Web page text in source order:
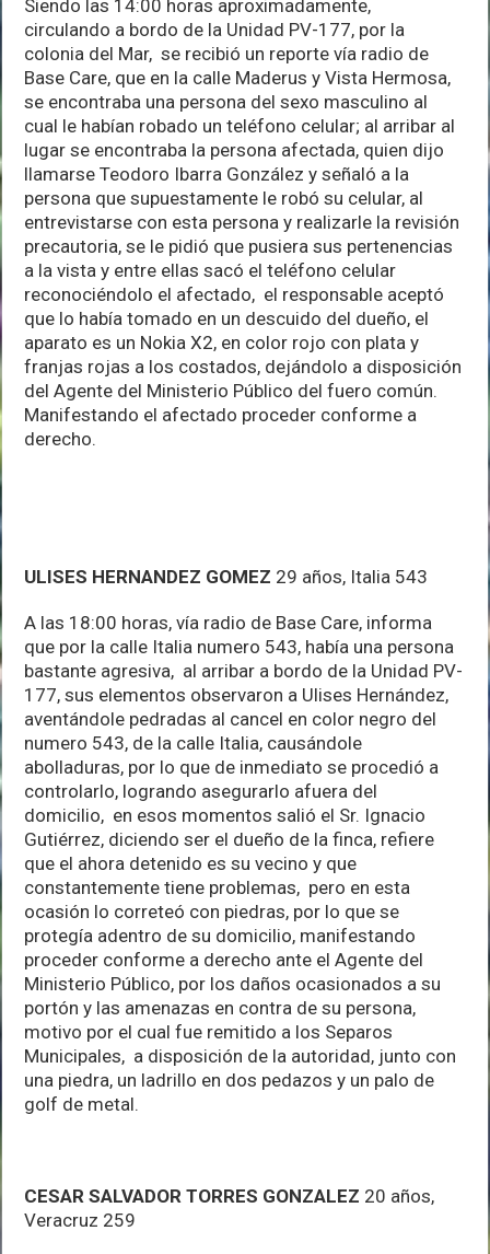
Siendo las 14:00 horas aproximadamente,
circulando a bordo de la Unidad PV-177, por la
colonia del Mar, se recibió un reporte vía radio de
Base Care, que en la calle Maderus y Vista Hermosa,
se encontraba una persona del sexo masculino al
cual le habían robado un teléfono celular; al arribar al
lugar se encontraba la persona afectada, quien dijo
llamarse Teodoro Ibarra González y señaló a la
persona que supuestamente le robó su celular, al
entrevistarse con esta persona y realizarle la revisión
precautoria, se le pidió que pusiera sus pertenencias
a la vista y entre ellas sacó el teléfono celular
reconociéndolo el afectado, el responsable aceptó
que lo había tomado en un descuido del dueño, el
aparato es un Nokia X2, en color rojo con plata y
franjas rojas a los costados, dejándolo a disposición
del Agente del Ministerio Público del fuero común.
Manifestando el afectado proceder conforme a
derecho.
ULISES HERNANDEZ GOMEZ 29 años, Italia 543
A las 18:00 horas, vía radio de Base Care, informa
que por la calle Italia numero 543, había una persona
bastante agresiva, al arribar a bordo de la Unidad PV-
177, sus elementos observaron a Ulises Hernández,
aventándole pedradas al cancel en color negro del
numero 543, de la calle Italia, causándole
abolladuras, por lo que de inmediato se procedió a
controlarlo, logrando asegurarlo afuera del
domicilio, en esos momentos salió el Sr. Ignacio
Gutiérrez, diciendo ser el dueño de la finca, refiere
que el ahora detenido es su vecino y que
constantemente tiene problemas, pero en esta
ocasión lo correteó con piedras, por lo que se
protegía adentro de su domicilio, manifestando
proceder conforme a derecho ante el Agente del
Ministerio Público, por los daños ocasionados a su
portón y las amenazas en contra de su persona,
motivo por el cual fue remitido a los Separos
Municipales, a disposición de la autoridad, junto con
una piedra, un ladrillo en dos pedazos y un palo de
golf de metal.
CESAR SALVADOR TORRES GONZALEZ 20 años,
Veracruz 259